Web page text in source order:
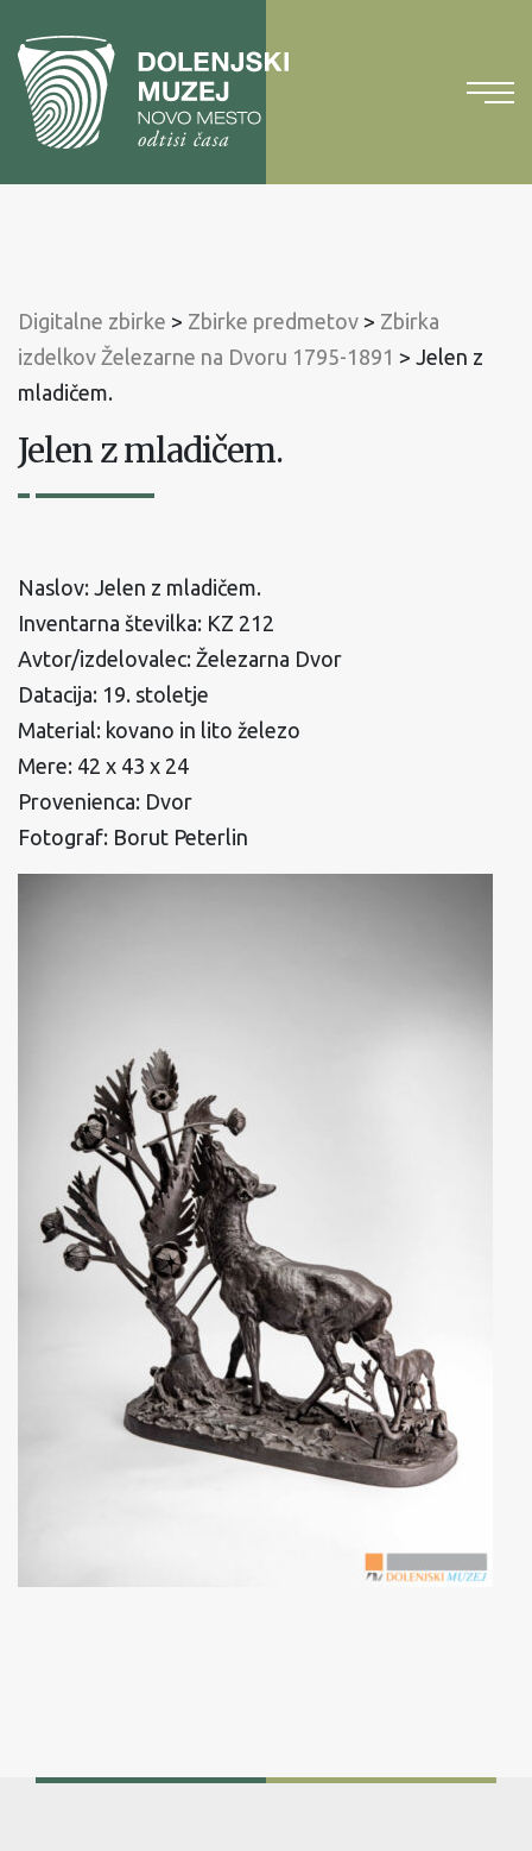
vsebinoNa
glavni
meni
Digitalne zbirke > Zbirke predmetov > Zbirka
izdelkov Železarne na Dvoru 1795-1891 > Jelen z
mladičem.
Jelen z mladičem.
Naslov: Jelen z mladičem.
Inventarna številka: KZ 212
Avtor/izdelovalec: Železarna Dvor
Datacija: 19. stoletje
Material: kovano in lito železo
Mere: 42 x 43 x 24
Provenienca: Dvor
Fotograf: Borut Peterlin